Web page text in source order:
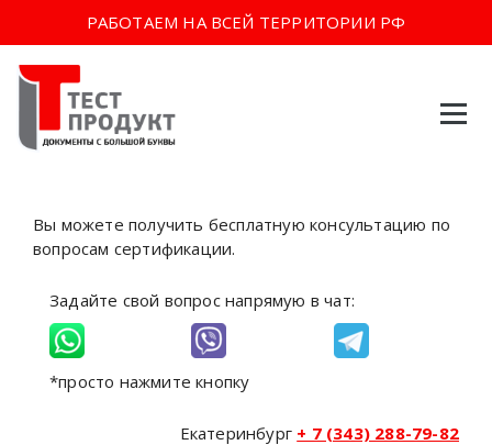
РАБОТАЕМ НА ВСЕЙ ТЕРРИТОРИИ РФ
содержимому
Вы можете получить бесплатную консультацию по
вопросам сертификации.
Задайте свой вопрос напрямую в чат:
*просто нажмите кнопку
Екатеринбург + 7 (343) 288-79-82